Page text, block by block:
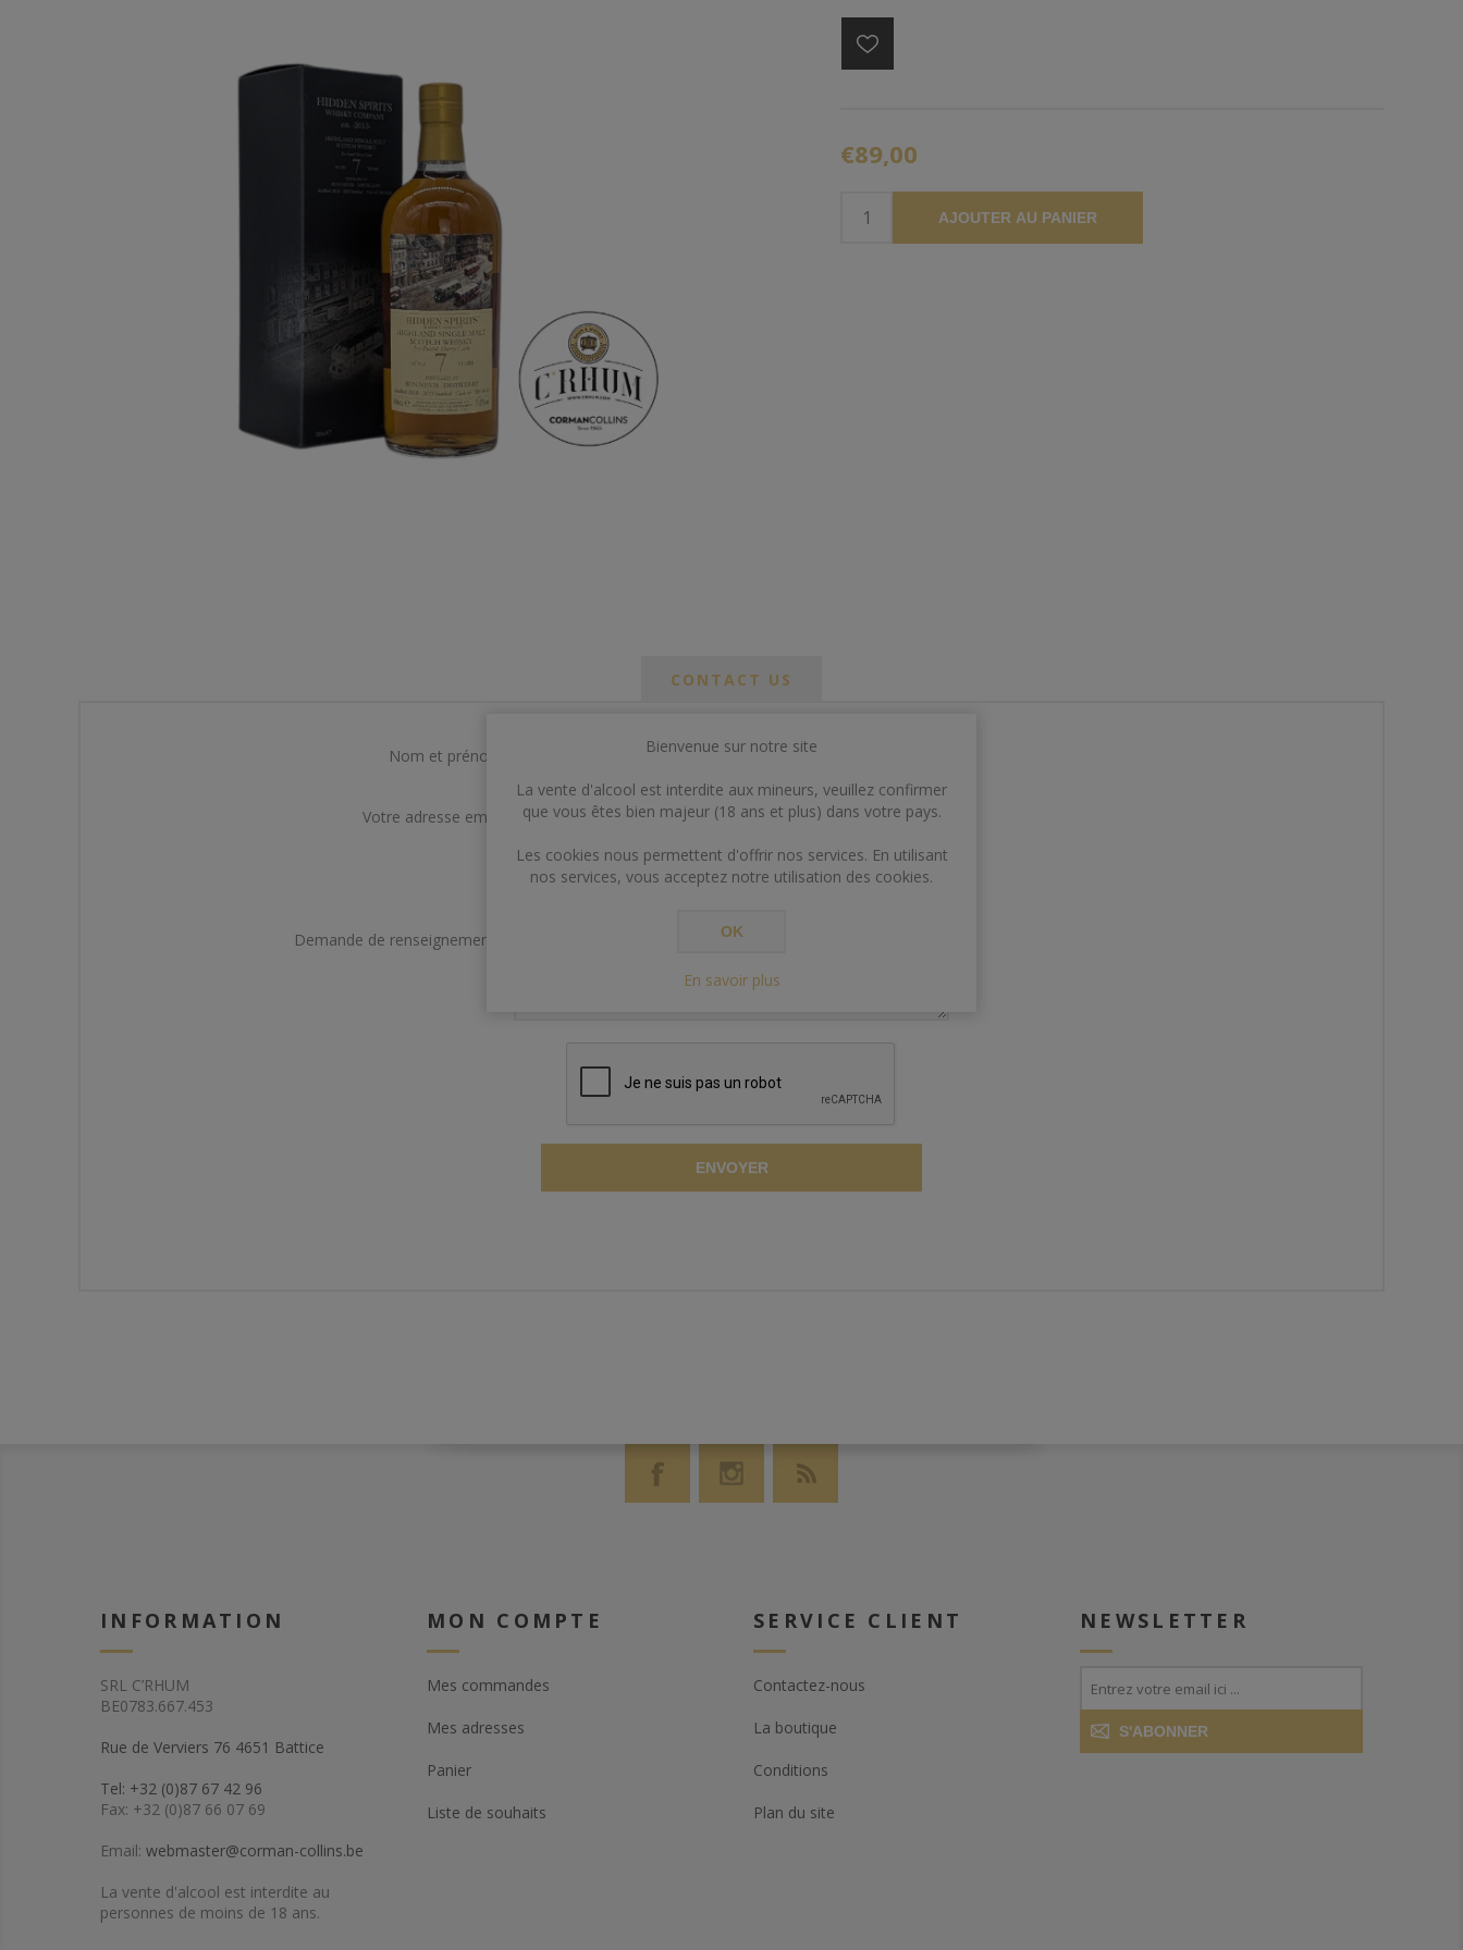
€89,00
AJOUTER AU PANIER
CONTACT US
Nom et prénom
Votre adresse email
Demande de renseignements
ENVOYER
INFORMATION
SRL C’RHUM
BE0783.667.453
Rue de Verviers 76 4651 Battice
Tel: +32 (0)87 67 42 96
Fax: +32 (0)87 66 07 69
Email: webmaster@corman-collins.be
La vente d'alcool est interdite au
personnes de moins de 18 ans.
MON COMPTE
Mes commandes
Mes adresses
Panier
Liste de souhaits
SERVICE CLIENT
Contactez-nous
La boutique
Conditions
Plan du site
NEWSLETTER
S'ABONNER
Bienvenue sur notre site
La vente d'alcool est interdite aux mineurs, veuillez confirmer
que vous êtes bien majeur (18 ans et plus) dans votre pays.
Les cookies nous permettent d'offrir nos services. En utilisant
nos services, vous acceptez notre utilisation des cookies.
OK
En savoir plus